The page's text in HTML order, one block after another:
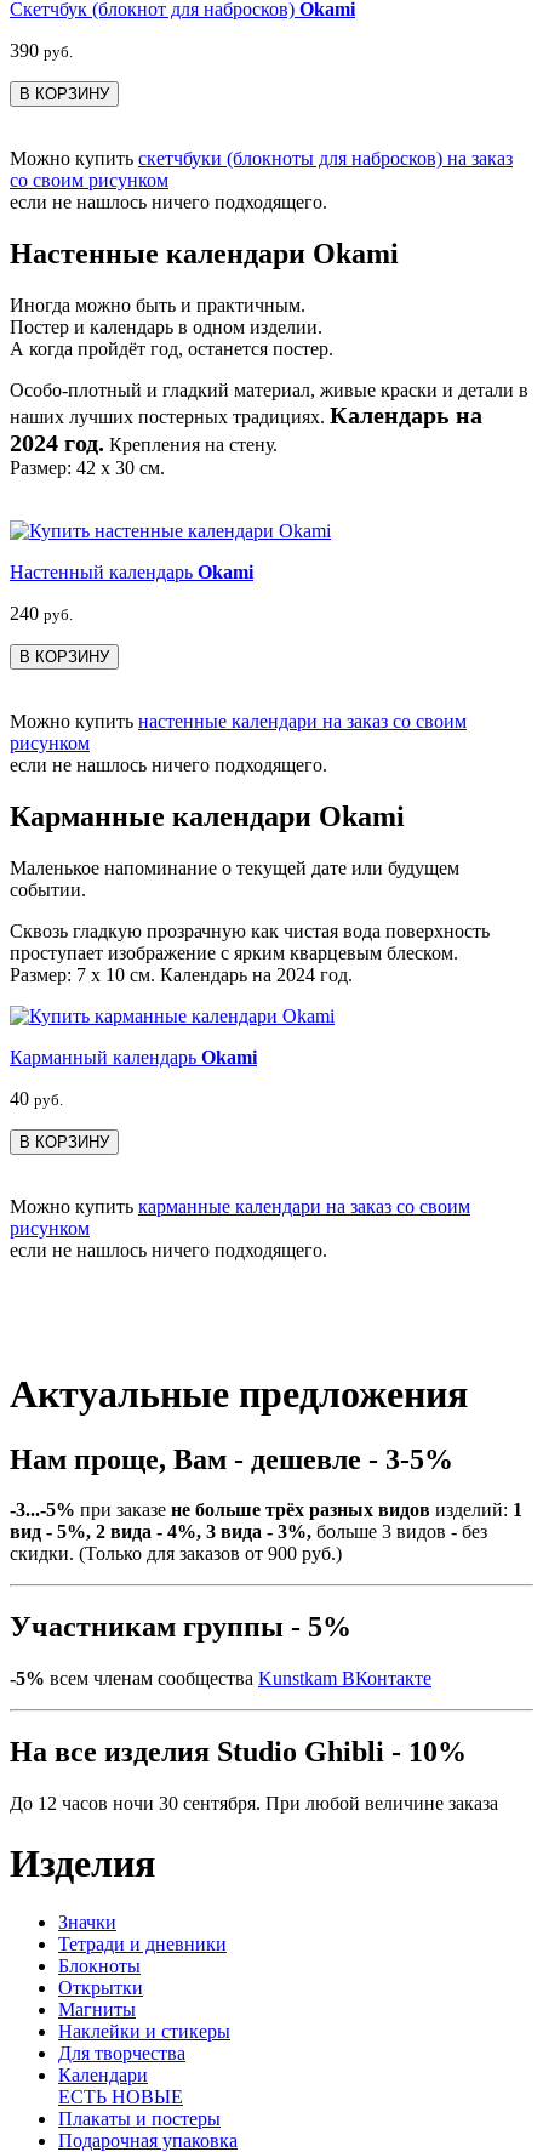
Скетчбук (блокнот для набросков) Okami
390 руб.
В КОРЗИНУ
Можно купить скетчбуки (блокноты для набросков) на заказ
со своим рисунком
если не нашлось ничего подходящего.
Настенные календари Okami
Иногда можно быть и практичным.
Постер и календарь в одном изделии.
А когда пройдёт год, останется постер.
Особо-плотный и гладкий материал, живые краски и детали в
наших лучших постерных традициях. Календарь на
2024 год. Крепления на стену.
Размер: 42 х 30 см.
Настенный календарь Okami
240 руб.
В КОРЗИНУ
Можно купить настенные календари на заказ со своим
рисунком
если не нашлось ничего подходящего.
Карманные календари Okami
Маленькое напоминание о текущей дате или будущем
событии.
Сквозь гладкую прозрачную как чистая вода поверхность
проступает изображение с ярким кварцевым блеском.
Размер: 7 х 10 см. Календарь на 2024 год.
Карманный календарь Okami
40 руб.
В КОРЗИНУ
Можно купить карманные календари на заказ со своим
рисунком
если не нашлось ничего подходящего.
Актуальные предложения
Нам проще, Вам - дешевле - 3-5%
-3...-5% при заказе не больше трёх разных видов изделий: 1
вид - 5%, 2 вида - 4%, 3 вида - 3%, больше 3 видов - без
скидки. (Только для заказов от 900 руб.)
Участникам группы - 5%
-5% всем членам сообщества Kunstkam ВКонтакте
На все изделия Studio Ghibli - 10%
До 12 часов ночи 30 сентября. При любой величине заказа
Изделия
Значки
Тетради и дневники
Блокноты
Открытки
Магниты
Наклейки и стикеры
Для творчества
Календари
ЕСТЬ НОВЫЕ
Плакаты и постеры
Подарочная упаковка